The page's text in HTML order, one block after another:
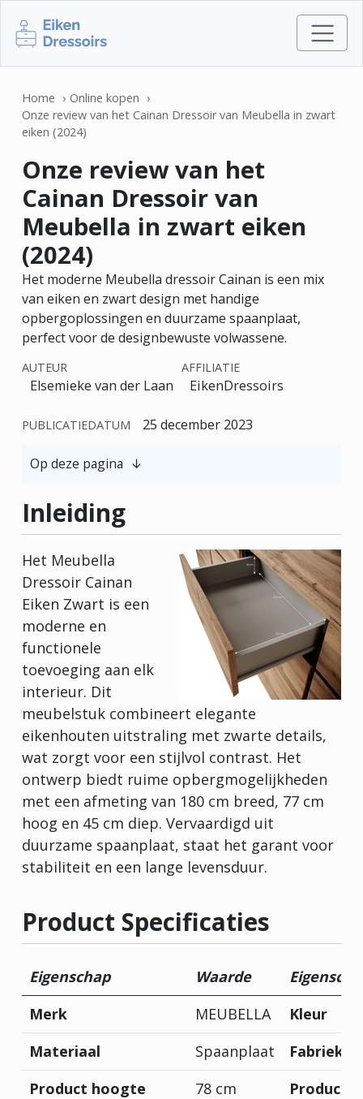
Home
Online kopen
Onze review van het Cainan Dressoir van Meubella in zwart
eiken (2024)
Onze review van het
Cainan Dressoir van
Meubella in zwart eiken
(2024)
Het moderne Meubella dressoir Cainan is een mix
van eiken en zwart design met handige
opbergoplossingen en duurzame spaanplaat,
perfect voor de designbewuste volwassene.
AUTEUR AFFILIATIE
Elsemieke van der Laan EikenDressoirs
PUBLICATIEDATUM 25 december 2023
Op deze pagina
Inleiding
Het Meubella
Dressoir Cainan
Eiken Zwart is een
moderne en
functionele
toevoeging aan elk
interieur. Dit
meubelstuk combineert elegante
eikenhouten uitstraling met zwarte details,
wat zorgt voor een stijlvol contrast. Het
ontwerp biedt ruime opbergmogelijkheden
met een afmeting van 180 cm breed, 77 cm
hoog en 45 cm diep. Vervaardigd uit
duurzame spaanplaat, staat het garant voor
stabiliteit en een lange levensduur.
Product Specificaties
Eigenschap Waarde
Merk
MEUBELLA
Kleur
Materiaal
Spaanplaat
Product hoogte
78 cm
Product